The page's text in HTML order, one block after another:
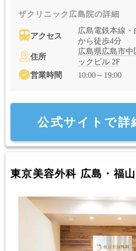
ザクリニック広島院の詳細
アクセス
広島電鉄本線
から徒歩4分
住所
広島県広島市中
ックビル 2F
営業時間
10:00～19:00
公式サイトで詳
東京美容外科 広島・福